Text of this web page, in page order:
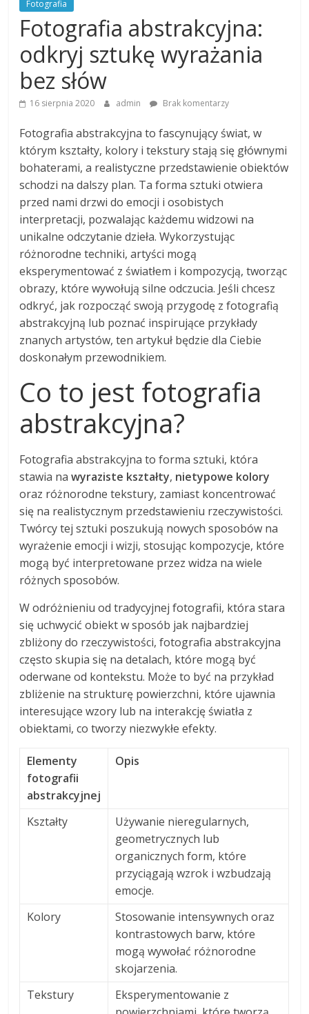
Fotografia
Fotografia abstrakcyjna:
odkryj sztukę wyrażania
bez słów
16 sierpnia 2020 admin Brak komentarzy
Fotografia abstrakcyjna to fascynujący świat, w
którym kształty, kolory i tekstury stają się głównymi
bohaterami, a realistyczne przedstawienie obiektów
schodzi na dalszy plan. Ta forma sztuki otwiera
przed nami drzwi do emocji i osobistych
interpretacji, pozwalając każdemu widzowi na
unikalne odczytanie dzieła. Wykorzystując
różnorodne techniki, artyści mogą
eksperymentować z światłem i kompozycją, tworząc
obrazy, które wywołują silne odczucia. Jeśli chcesz
odkryć, jak rozpocząć swoją przygodę z fotografią
abstrakcyjną lub poznać inspirujące przykłady
znanych artystów, ten artykuł będzie dla Ciebie
doskonałym przewodnikiem.
Co to jest fotografia
abstrakcyjna?
Fotografia abstrakcyjna to forma sztuki, która
stawia nawyraziste kształty, nietypowe kolory
oraz różnorodne tekstury, zamiast koncentrować
się na realistycznym przedstawieniu rzeczywistości.
Twórcy tej sztuki poszukują nowych sposobów na
wyrażenie emocji i wizji, stosując kompozycje, które
mogą być interpretowane przez widza na wiele
różnych sposobów.
W odróżnieniu od tradycyjnej fotografii, która stara
się uchwycić obiekt w sposób jak najbardziej
zbliżony do rzeczywistości, fotografia abstrakcyjna
często skupia się na detalach, które mogą być
oderwane od kontekstu. Może to być na przykład
zbliżenie na strukturę powierzchni, które ujawnia
interesujące wzory lub na interakcję światła z
obiektami, co tworzy niezwykłe efekty.
Elementy
fotografii
abstrakcyjnej
Opis
Kształty
Używanie nieregularnych,
geometrycznych lub
organicznych form, które
przyciągają wzrok i wzbudzają
emocje.
Kolory
Stosowanie intensywnych oraz
kontrastowych barw, które
mogą wywołać różnorodne
skojarzenia.
Tekstury
Eksperymentowanie z